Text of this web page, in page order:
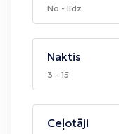
No - līdz
Naktis
3 - 15
Ceļotāji